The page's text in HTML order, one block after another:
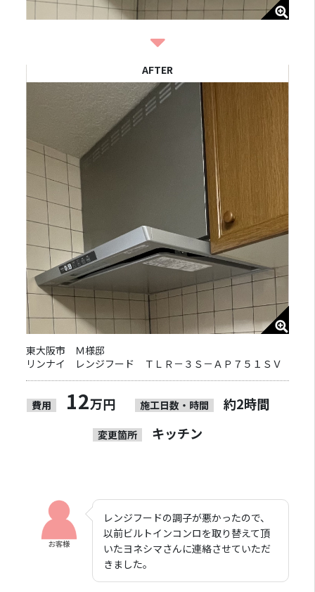
東大阪市 Ｍ様邸
リンナイ レンジフード ＴＬＲ－３Ｓ－ＡＰ７５１ＳＶ
費用 12万円 施工日数・時間 約2時間
変更箇所 キッチン
レンジフードの調子が悪かったので、
以前ビルトインコンロを取り替えて頂
いたヨネシマさんに連絡させていただ
きました。